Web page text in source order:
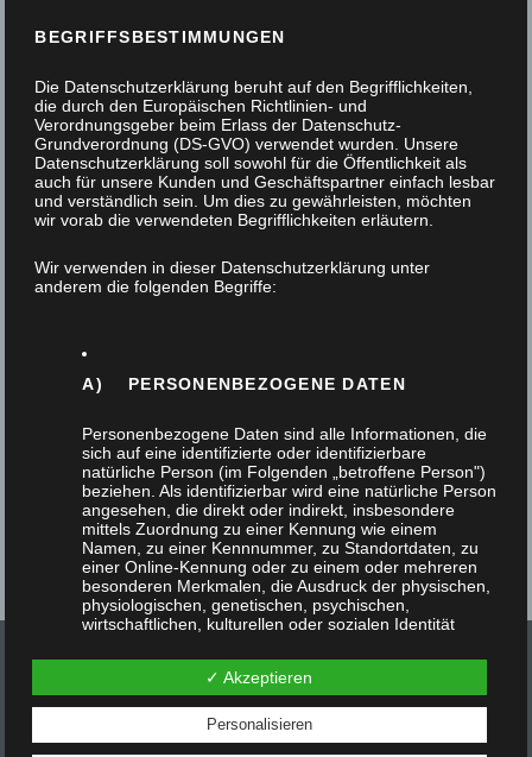
25 Jahre Tischlerei David Müller
Unsere Tischlerei feiert 25 Jahre Bestehen. Seit
BEGRIFFSBESTIMMUNGEN
Die Datenschutzerklärung beruht auf den Begrifflichkeiten,
die durch den Europäischen Richtlinien- und
Verordnungsgeber beim Erlass der Datenschutz-
Grundverordnung (DS-GVO) verwendet wurden. Unsere
Datenschutzerklärung soll sowohl für die Öffentlichkeit als
auch für unsere Kunden und Geschäftspartner einfach lesbar
und verständlich sein. Um dies zu gewährleisten, möchten
wir vorab die verwendeten Begrifflichkeiten erläutern.
Wir verwenden in dieser Datenschutzerklärung unter
anderem die folgenden Begriffe:
A) PERSONENBEZOGENE DATEN
Personenbezogene Daten sind alle Informationen, die
sich auf eine identifizierte oder identifizierbare
natürliche Person (im Folgenden „betroffene Person")
beziehen. Als identifizierbar wird eine natürliche Person
angesehen, die direkt oder indirekt, insbesondere
mittels Zuordnung zu einer Kennung wie einem
Namen, zu einer Kennnummer, zu Standortdaten, zu
einer Online-Kennung oder zu einem oder mehreren
besonderen Merkmalen, die Ausdruck der physischen,
physiologischen, genetischen, psychischen,
wirtschaftlichen, kulturellen oder sozialen Identität
kann.
✓ Akzeptieren
Personalisieren